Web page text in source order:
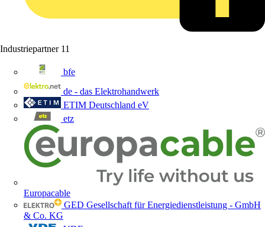
Industriepartner 11
bfe
de - das Elektrohandwerk
ETIM Deutschland eV
etz
Europacable
GED Gesellschaft für Energiedienstleistung - GmbH
& Co. KG